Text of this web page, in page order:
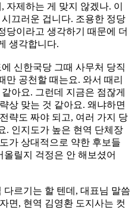
자제하는 게 맞지 않겠나. 이
끄러운 겁니다. 조용한 정당
당이라고 생각하기 때문에 더
생각합니다.
신한국당 그때 사무처 당직
만 공천할 때는요. 와서 때리
아요. 그런데 지금은 점잖게
상 맞는 것 같아요. 왜냐하면
략도 짜야 되고, 여러 가지 당
. 인지도가 높은 현역 단체장
가 상대적으로 약한 후보들
릴지 걱정은 안 해보셨어
르기는 할 텐데, 대표님 말씀
면, 현역 김영환 도지사는 컷